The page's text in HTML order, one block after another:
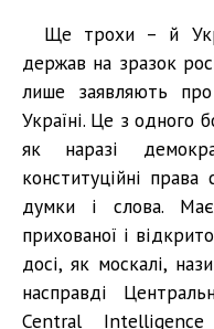
Ще трохи – й
держав на зразок
лише заявляють
Україні. Це з одного
як наразі
конституційні
думки і слова.
прихованої і
досі, як москалі,
насправді
Central